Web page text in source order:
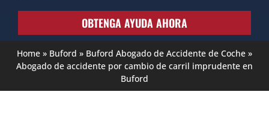
OBTENGA AYUDA AHORA
Home » Buford » Buford Abogado de Accidente de Coche »
Abogado de accidente por cambio de carril imprudente en
Buford